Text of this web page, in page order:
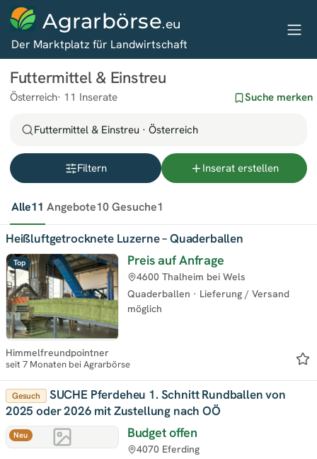
Agrarbörse.eu
Der Marktplatz für Landwirtschaft
Futtermittel & Einstreu
Österreich 11 Inserate Suche merken
Futtermittel & Einstreu · Österreich
Filtern Inserat erstellen
Alle11 Angebote10Gesuche1
Top
Heißluftgetrocknete Luzerne – Quaderballen
Preis auf Anfrage
Quaderballen · Lieferung / Versand
möglich
4600 Thalheim bei Wels
Himmelfreundpointner
seit 7 Monaten bei Agrarbörse
Neu
Gesuch
SUCHE Pferdeheu 1. Schnitt Rundballen von
2025 oder 2026 mit Zustellung nach OÖ
Budget offen
4070 Eferding